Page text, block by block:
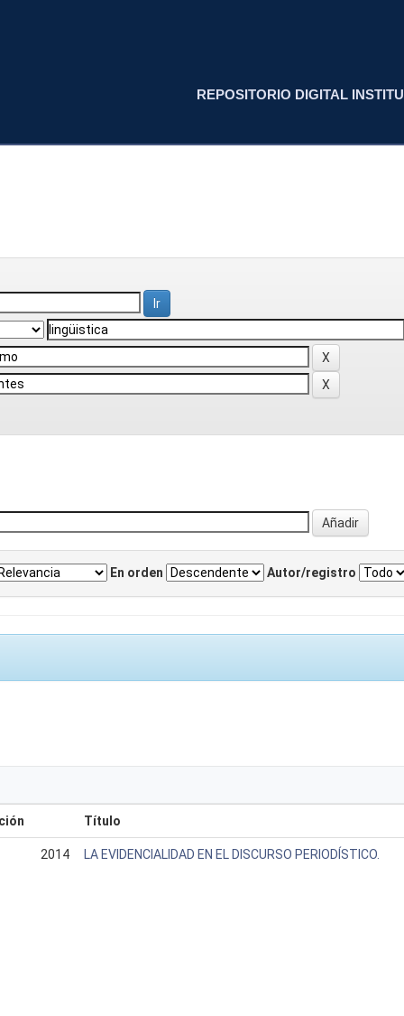
REPOSITORIO DIGITAL
En orden Autor/registro
Título
2014 LA EVIDENCIALIDAD EN EL DISCURSO PERIODÍSTICO.